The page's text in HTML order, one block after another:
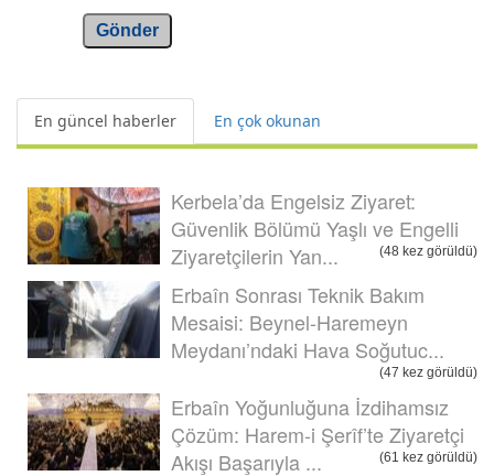
Gönder
En güncel haberler En çok okunan
Kerbela’da Engelsiz Ziyaret:
Güvenlik Bölümü Yaşlı ve Engelli
Ziyaretçilerin Yan...
(48 kez görüldü)
Erbaîn Sonrası Teknik Bakım
Mesaisi: Beynel-Haremeyn
Meydanı’ndaki Hava Soğutuc...
(47 kez görüldü)
Erbaîn Yoğunluğuna İzdihamsız
Çözüm: Harem-i Şerîf’te Ziyaretçi
Akışı Başarıyla ...
(61 kez görüldü)